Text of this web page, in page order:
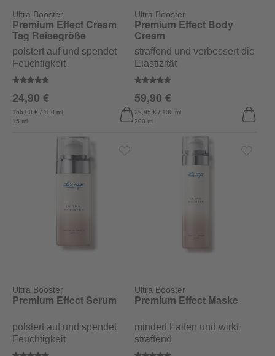
Ultra Booster
Durchschnittliche Bewertung von 5 von 5 Sternen
Premium Effect Cream
Tag Reisegröße
polstert auf und spendet
Feuchtigkeit
15 ml
166,00 € / 100 ml
24,90 €
Ultra Booster
Durchschnittliche Bewertung
Premium Effect Body
Cream
straffend und verbessert die
Elastizität
200 ml
29,95 € / 100 ml
59,90 €
Ultra Booster
Premium Effect Serum
polstert auf und spendet
Feuchtigkeit
Ultra Booster
Premium Effect Maske
mindert Falten und wirkt
straffend